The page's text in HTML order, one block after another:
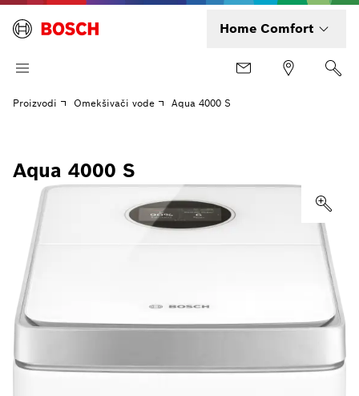
Home Comfort
Proizvodi Omekšivači vode Aqua 4000 S
Aqua 4000 S